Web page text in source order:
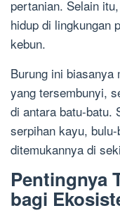
pertanian. Selain
hidup di lingkungan
kebun.
Burung ini biasanya
yang tersembunyi,
di antara batu-batu.
serpihan kayu,
ditemukannya di
Pentingnya
bagi